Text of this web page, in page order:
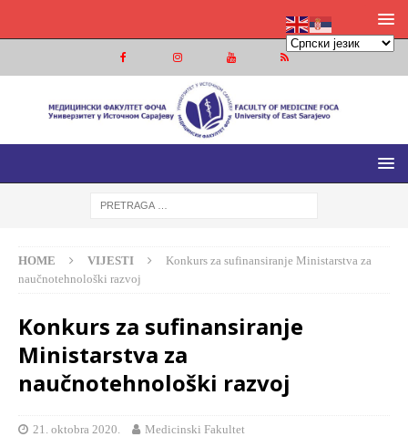
MEDICINSKI FAKULTET FOČA
MEDICINSKI FAKULTET UNIVERZITETA U ISTOČNOM
HOME VIJESTI
Konkurs za sufinansiranje Ministarstva za
naučnotehnološki razvoj
Konkurs za sufinansiranje
Ministarstva za
naučnotehnološki razvoj
21. oktobra 2020. Medicinski Fakultet